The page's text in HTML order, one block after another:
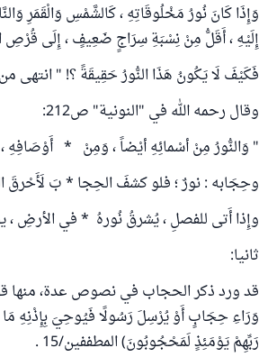
وَإِذَا كَانَ نُورُ مَخْلُوقَاتِهِ ، كَالشَّمْسِ وَالْقَمَرِ
إِلَيْهِ ، أَقَلُّ مِنْ نِسْبَةِ سِرَاجٍ ضَعِيفٍ ، إِلَى
فَكَيْفَ لَا يَكُونُ هَذَا النُّورُ حَقِيقَةً ؟! " انتهى
وقال رحمه الله في "النونية" ص212:
" وَالنُّورُ مِنْ أسْمائِهِ أيْضاً ، وَمِنْ * أَوْصَافِهِ
وحِجَابه : نورٌ ؛ فلو كشفَ الحِجا * بَ لَأَحْرقَ
وإِذا أَتى للفصلِ ، يُشرقُ نُورهُ * في الأرضِ ،
ثانيا:
قد ورد ذكر الحجاب في نصوص عدة، منها
رَبِّهِمْ يَوْمَئِذٍ لَمَحْجُوبُونَ) المطففين/15 .